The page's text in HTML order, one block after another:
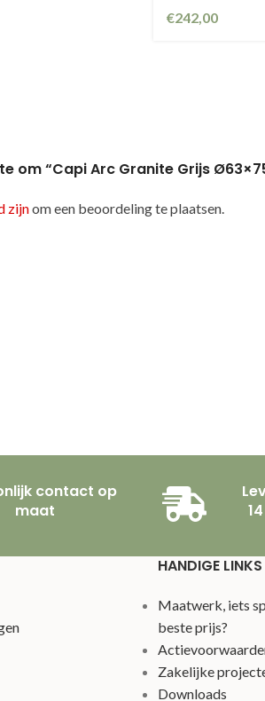
€242,00
om “Capi Arc Granite Grijs
zijnom een beoordeling te plaatsen.
contact op
maat
HANDIGE LINKS
Maatwerk, iets
beste prijs?
Zakelijke
Downloads